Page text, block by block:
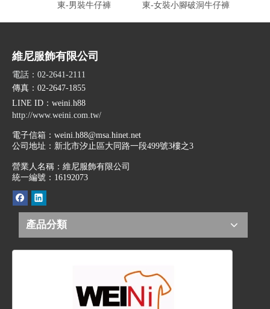
東-男裝牛仔褲 東-女裝小腳破洞牛仔褲
維尼服飾有限公司
電話：02-2641-2111
傳真：02-2647-1855
LINE ID ：weini.h88
http://www.weini.com.tw/
電子信箱： weini.h88@msa.hinet.net
公司地址： 新北市汐止區大同路一段499號3樓之3
營業人名稱：維尼服飾有限公司
統一編號：16192073
產品分類